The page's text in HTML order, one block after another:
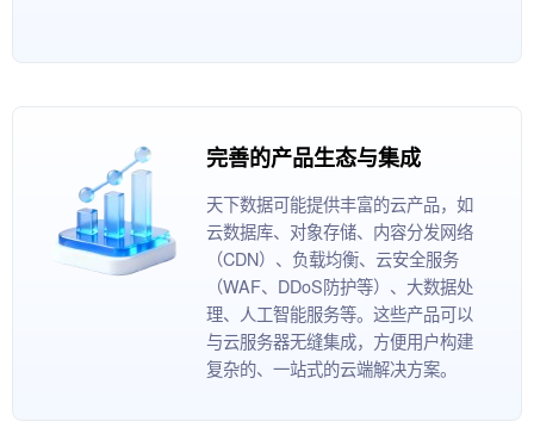
完善的产品生态与集成
天下数据可能提供丰富的云产品，如
云数据库、对象存储、内容分发网络
（CDN）、负载均衡、云安全服务
（WAF、DDoS防护等）、大数据处
理、人工智能服务等。这些产品可以
与云服务器无缝集成，方便用户构建
复杂的、一站式的云端解决方案。